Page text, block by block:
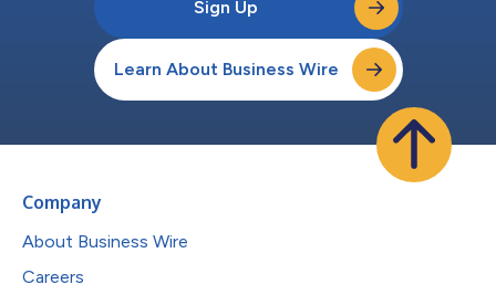
Sign Up
Learn About Business Wire
Company
About Business Wire
Careers